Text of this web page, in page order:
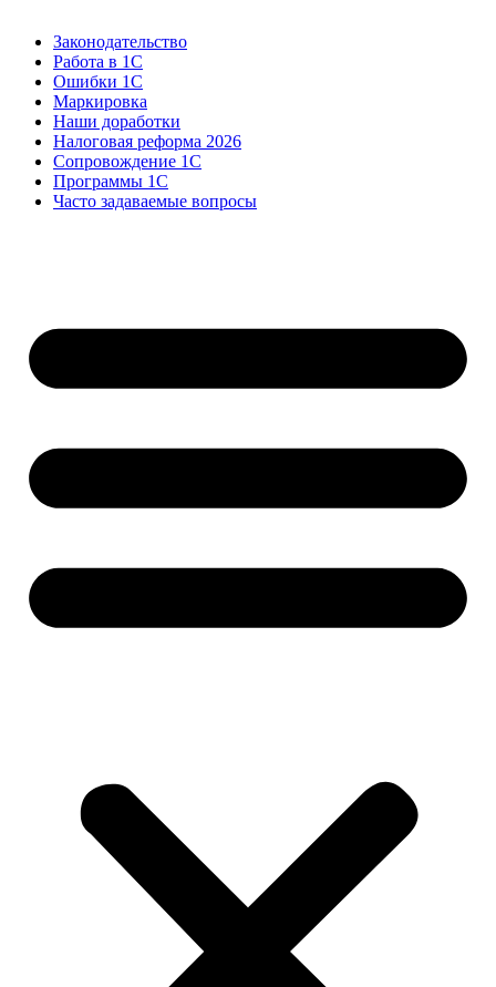
Законодательство
Работа в 1С
Ошибки 1С
Маркировка
Наши доработки
Налоговая реформа 2026
Сопровождение 1С
Программы 1С
Часто задаваемые вопросы